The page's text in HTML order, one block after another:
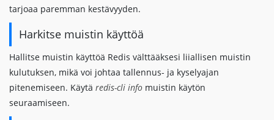
tarjoaa paremman kestävyyden.
Harkitse muistin käyttöä
Hallitse muistin käyttöä Redis välttääksesi liiallisen muistin
kulutuksen, mikä voi johtaa tallennus- ja kyselyajan
pitenemiseen. Käytä redis-cli info muistin käytön
seuraamiseen.